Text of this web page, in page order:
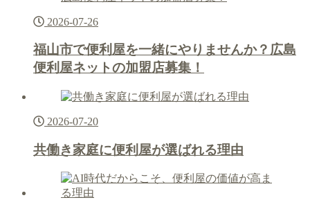
2026-07-26
福山市で便利屋を一緒にやりませんか？広島
便利屋ネットの加盟店募集！
2026-07-20
共働き家庭に便利屋が選ばれる理由